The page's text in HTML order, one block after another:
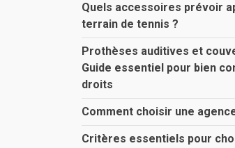
Quels accessoires prévoir
terrain de tennis ?
Prothèses auditives et
Guide essentiel pour bien
droits
Comment choisir une
Critères essentiels pour